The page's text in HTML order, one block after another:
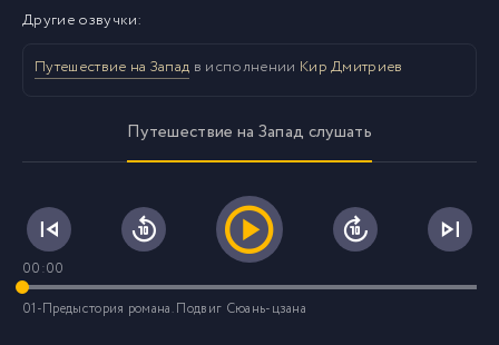
Другие озвучки:
Путешествие на Запад в исполнении Кир Дмитриев
Путешествие на Запад слушать
00:00
01-Предыстория романа. Подвиг Сюань-цзана